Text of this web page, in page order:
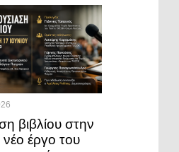
βιβλίου στην
έργο του